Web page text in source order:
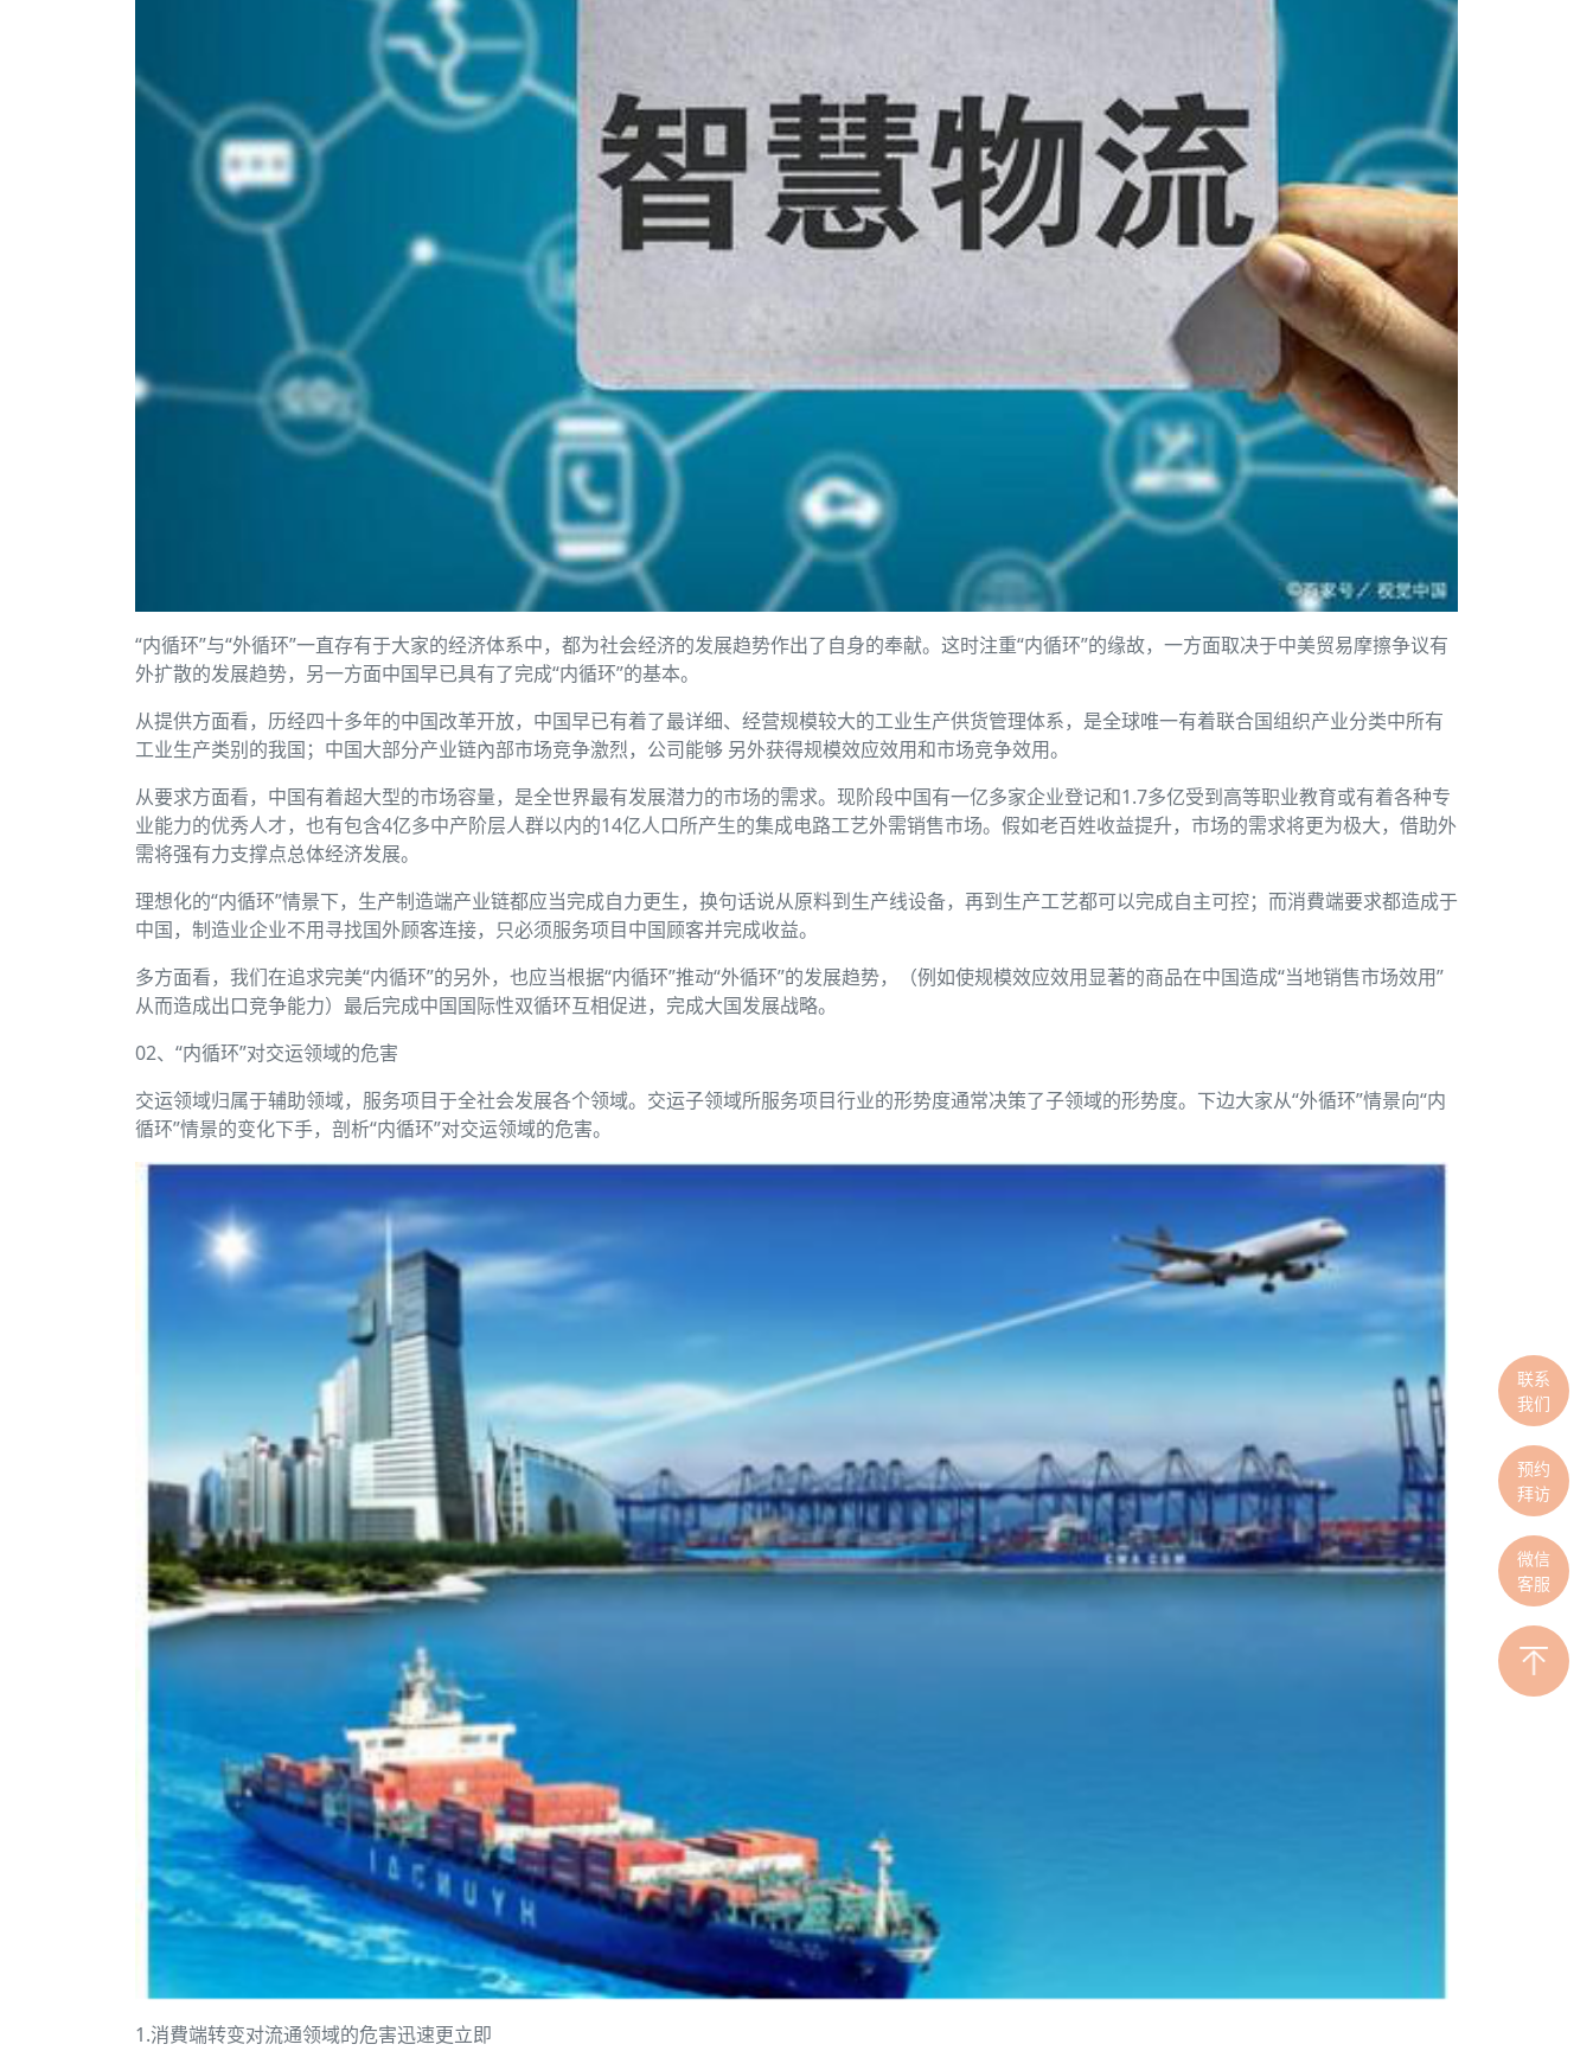
“内循环”与“外循环”一直存有于大家的经济体系中，都为社会经济的发展趋势作出了自身的奉献。这时注重“内循环”的缘故，一方面取决于中美贸易摩擦争议有
外扩散的发展趋势，另一方面中国早已具有了完成“内循环”的基本。
从提供方面看，历经四十多年的中国改革开放，中国早已有着了最详细、经营规模较大的工业生产供货管理体系，是全球唯一有着联合国组织产业分类中所有
工业生产类别的我国；中国大部分产业链內部市场竞争激烈，公司能够 另外获得规模效应效用和市场竞争效用。
从要求方面看，中国有着超大型的市场容量，是全世界最有发展潜力的市场的需求。现阶段中国有一亿多家企业登记和1.7多亿受到高等职业教育或有着各种专
业能力的优秀人才，也有包含4亿多中产阶层人群以内的14亿人口所产生的集成电路工艺外需销售市场。假如老百姓收益提升，市场的需求将更为极大，借助外
需将强有力支撑点总体经济发展。
理想化的“内循环”情景下，生产制造端产业链都应当完成自力更生，换句话说从原料到生产线设备，再到生产工艺都可以完成自主可控；而消費端要求都造成于
中国，制造业企业不用寻找国外顾客连接，只必须服务项目中国顾客并完成收益。
多方面看，我们在追求完美“内循环”的另外，也应当根据“内循环”推动“外循环”的发展趋势，（例如使规模效应效用显著的商品在中国造成“当地销售市场效用”
从而造成出口竞争能力）最后完成中国国际性双循环互相促进，完成大国发展战略。
02、“内循环”对交运领域的危害
交运领域归属于辅助领域，服务项目于全社会发展各个领域。交运子领域所服务项目行业的形势度通常决策了子领域的形势度。下边大家从“外循环”情景向“内
循环”情景的变化下手，剖析“内循环”对交运领域的危害。
1.消費端转变对流通领域的危害迅速更立即
联系
我们
预约
拜访
微信
客服